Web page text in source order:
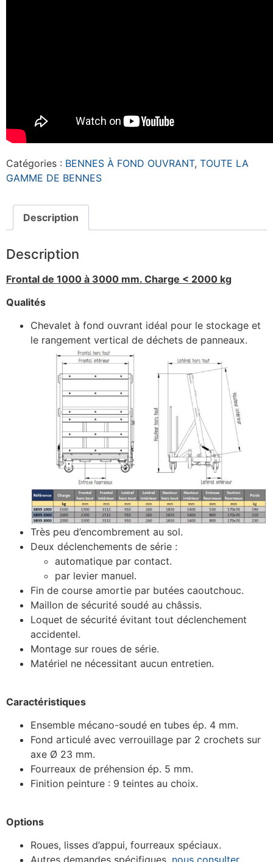
Catégories : BENNES À FOND OUVRANT, TOUTE LA
GAMME DE BENNES
Description
Description
Frontal de 1000 à 3000 mm. Charge < 2000 kg
Qualités
Chevalet à fond ouvrant idéal pour le stockage et
le rangement vertical de déchets de panneaux.
Très peu d’encombrement au sol.
Deux déclenchements de série :
automatique par contact.
par levier manuel.
Fin de course amortie par butées caoutchouc.
Maillon de sécurité soudé au châssis.
Loquet de sécurité évitant tout déclenchement
accidentel.
Montage sur roues de série.
Matériel ne nécessitant aucun entretien.
Caractéristiques
Ensemble mécano-soudé en tubes ép. 4 mm.
Fond articulé avec verrouillage par 2 crochets sur
axe Ø 23 mm.
Fourreaux de préhension ép. 5 mm.
Finition peinture : 9 teintes au choix.
Options
Roues, lisses d’appui, fourreaux spéciaux.
Autres demandes spécifiques, nous consulter.